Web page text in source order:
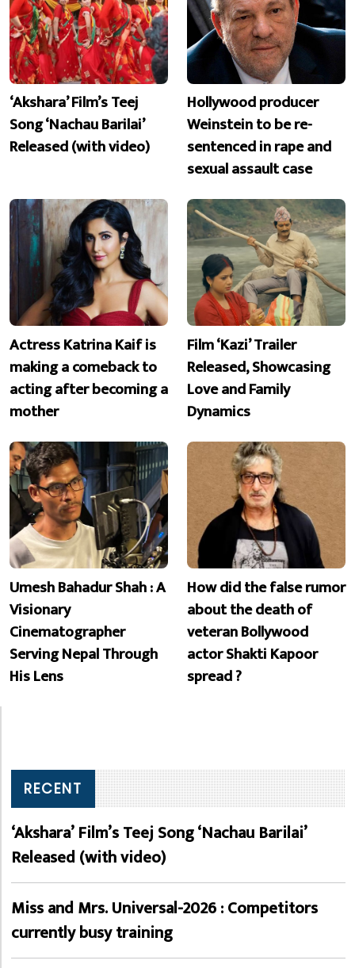
‘Akshara’ Film’s Teej
Song ‘Nachau Barilai’
Released (with video)
Hollywood producer
Weinstein to be re-
sentenced in rape and
sexual assault case
Actress Katrina Kaif is
making a comeback to
acting after becoming a
mother
Film ‘Kazi’ Trailer
Released, Showcasing
Love and Family
Dynamics
Umesh Bahadur Shah : A
Visionary
Cinematographer
Serving Nepal Through
His Lens
How did the false rumor
about the death of
veteran Bollywood
actor Shakti Kapoor
spread ?
RECENT
‘Akshara’ Film’s Teej Song ‘Nachau Barilai’
Released (with video)
Miss and Mrs. Universal-2026 : Competitors
currently busy training